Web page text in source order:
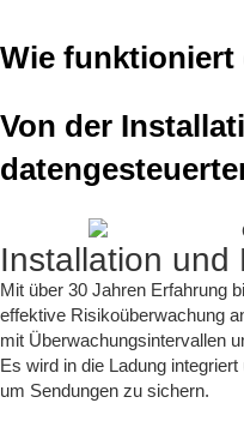
Wie funktioniert
Von der
Installation und
Mit über 30 Jahren Erfahrung
effektive Risikoüberwachung
mit Überwachungsintervallen
Es wird in die Ladung
um Sendungen zu sichern.